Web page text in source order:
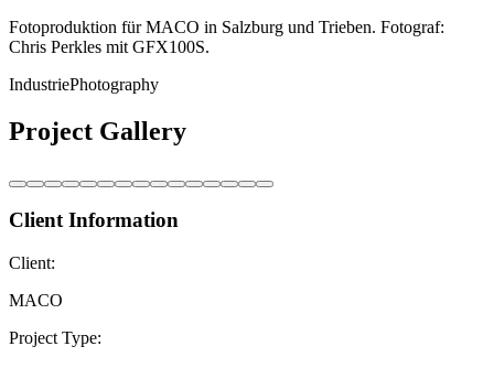
Fotoproduktion für MACO in Salzburg und Trieben. Fotograf:
Chris Perkles mit GFX100S.
IndustriePhotography
Project Gallery
Client Information
Client:
MACO
Project Type: